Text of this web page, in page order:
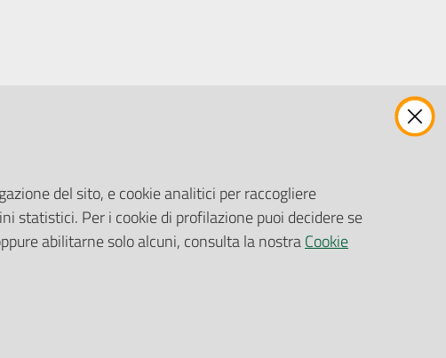
Gare e Appalti
Richiesta Patrocinio
del sito, e cookie analitici per raccogliere
statistici. Per i cookie di profilazione puoi decidere se
abilitarne solo alcuni, consulta la nostraCookie